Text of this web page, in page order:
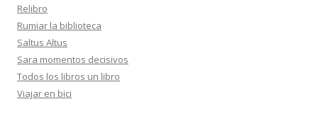
Relibro
Rumiar la biblioteca
Saltus Altus
Sara momentos decisivos
Todos los libros un libro
Viajar en bici